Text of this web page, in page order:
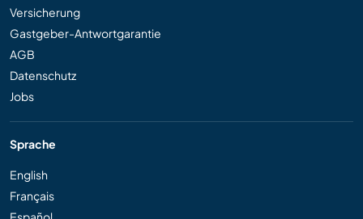
Versicherung
Gastgeber-Antwortgarantie
AGB
Datenschutz
Jobs
Sprache
English
Français